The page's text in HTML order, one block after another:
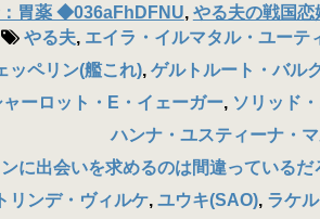
胃薬 ◆036aFhDFNU, やる夫の戦国
やる夫, エイラ・イルマタル・ユーテ
ッペリン(艦これ), ゲルトルート・バル
ャーロット・E・イェーガー, ソリッド
ハンナ・ユスティーナ・
に出会いを求めるのは間違っているだ
リンデ・ヴィルケ, ユウキ(SAO), ラケ